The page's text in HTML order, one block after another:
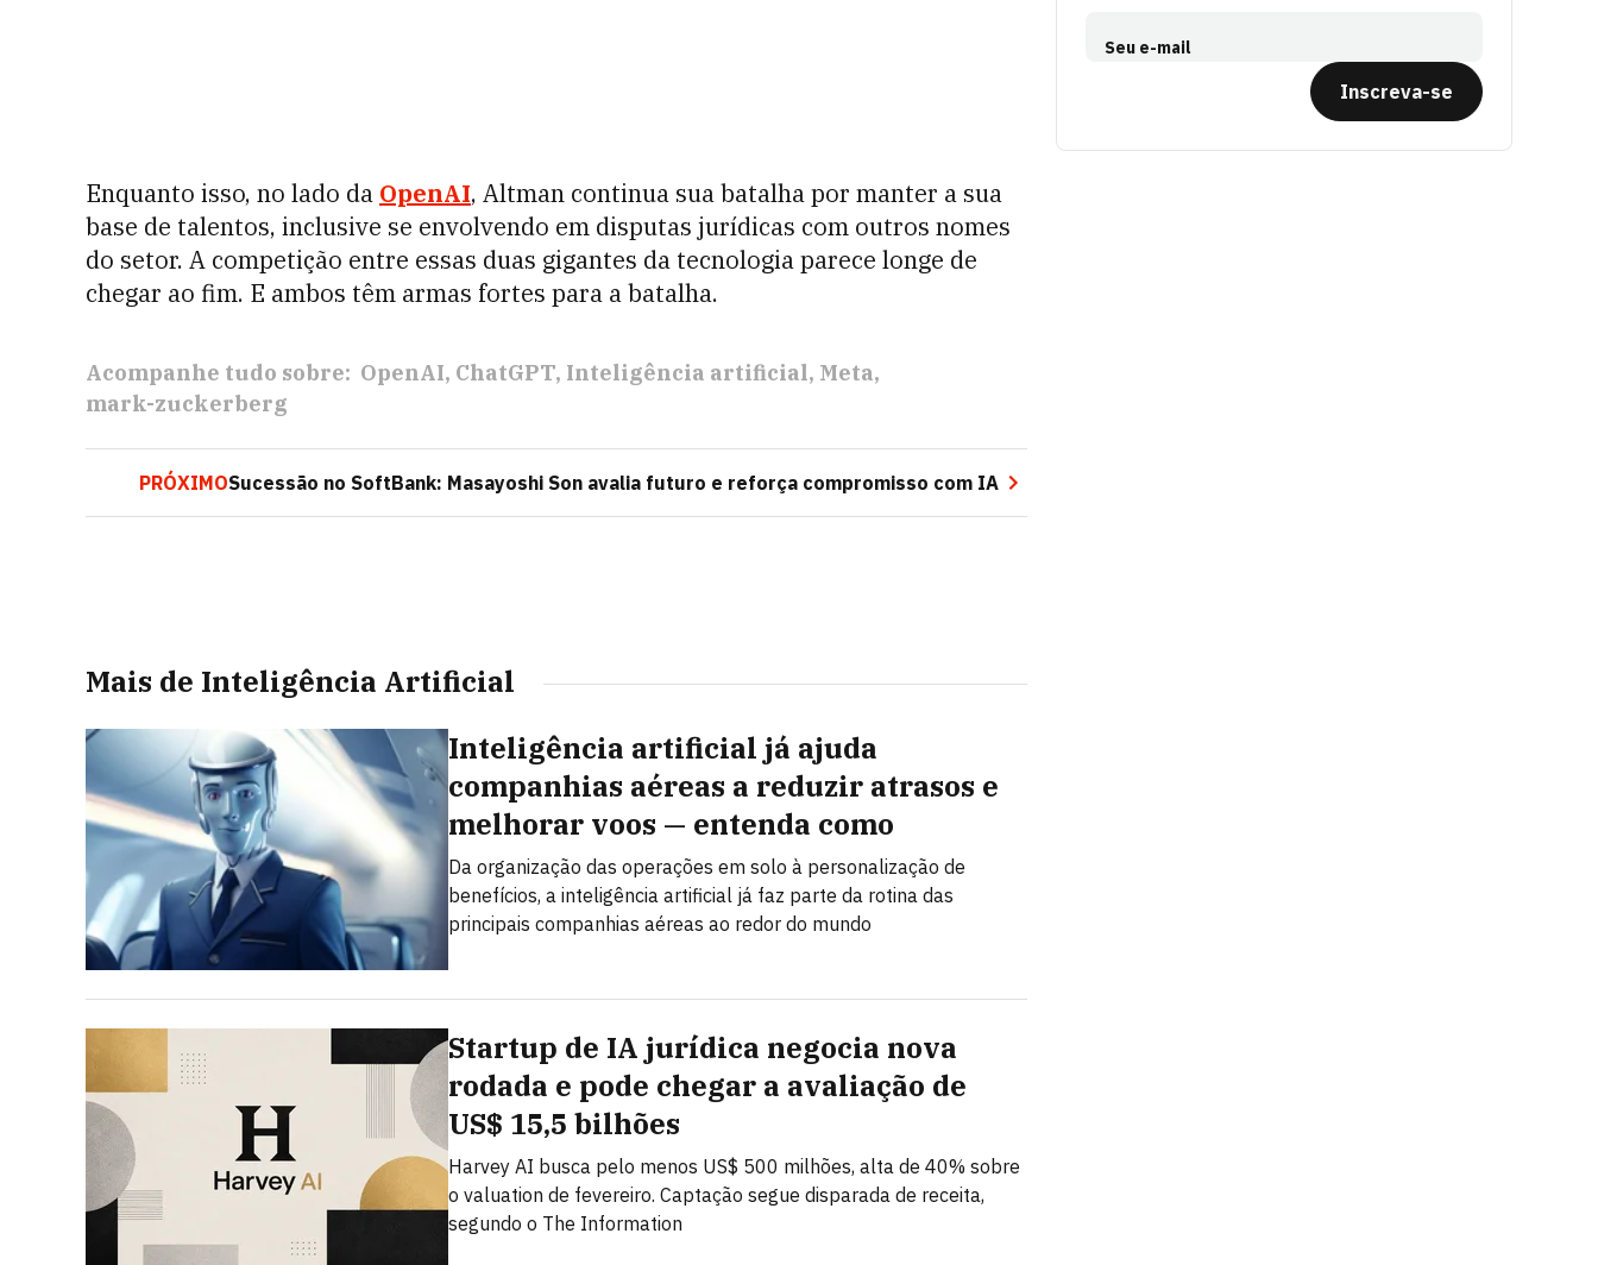
Enquanto isso, no lado da OpenAI, Altman continua sua batalha por manter a sua
base de talentos, inclusive se envolvendo em disputas jurídicas com outros nomes
do setor. A competição entre essas duas gigantes da tecnologia parece longe de
chegar ao fim. E ambos têm armas fortes para a batalha.
Acompanhe tudo sobre: OpenAI ChatGPT Inteligência artificial Meta
mark-zuckerberg
PRÓXIMOSucessão no SoftBank: Masayoshi Son avalia futuro e reforça compromisso com IA
Mais de Inteligência Artificial
Inteligência artificial já ajuda
companhias aéreas a reduzir atrasos e
melhorar voos — entenda como
Da organização das operações em solo à personalização de
benefícios, a inteligência artificial já faz parte da rotina das
principais companhias aéreas ao redor do mundo
Startup de IA jurídica negocia nova
rodada e pode chegar a avaliação de
US$ 15,5 bilhões
Harvey AI busca pelo menos US$ 500 milhões, alta de 40% sobre
o valuation de fevereiro. Captação segue disparada de receita,
segundo o The Information
Seu e-mail
Inscreva-se